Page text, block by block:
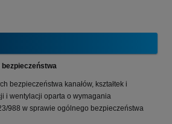
bezpieczeństwa kanałów, kształtek i
i wentylacji oparta o wymagania
988 w sprawie ogólnego bezpieczeństwa